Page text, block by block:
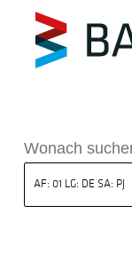
BAM
Wonach